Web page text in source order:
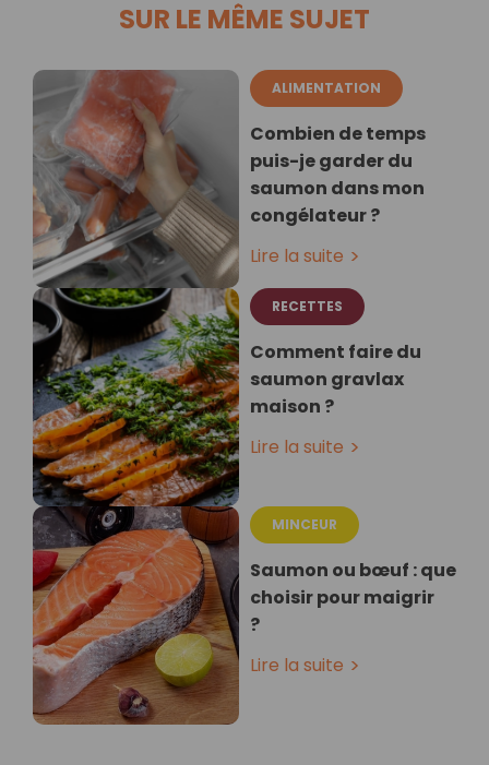
SUR LE MÊME SUJET
ALIMENTATION
Combien de temps
puis-je garder du
saumon dans mon
congélateur ?
Lire la suite
RECETTES
Comment faire du
saumon gravlax
maison ?
Lire la suite
MINCEUR
Saumon ou bœuf : que
choisir pour maigrir
?
Lire la suite